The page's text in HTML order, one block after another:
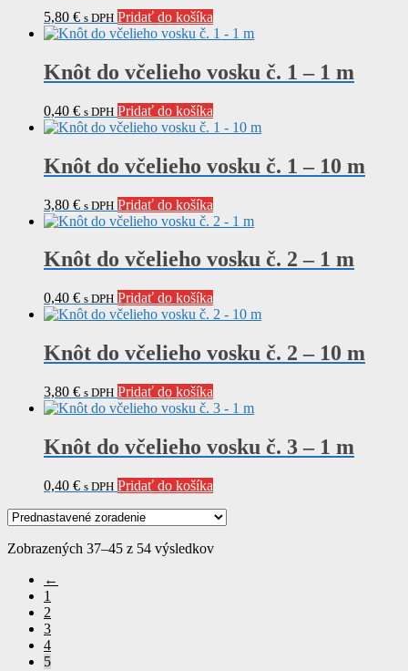
5,80 € s DPH Pridať do košíka
Knôt do včelieho vosku č. 1 – 1 m
0,40 € s DPH Pridať do košíka
Knôt do včelieho vosku č. 1 – 10 m
3,80 € s DPH Pridať do košíka
Knôt do včelieho vosku č. 2 – 1 m
0,40 € s DPH Pridať do košíka
Knôt do včelieho vosku č. 2 – 10 m
3,80 € s DPH Pridať do košíka
Knôt do včelieho vosku č. 3 – 1 m
0,40 € s DPH Pridať do košíka
Zobrazených 37–45 z 54 výsledkov
←
1
2
3
4
5